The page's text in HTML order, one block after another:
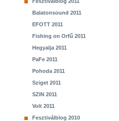
Balatonsound 2011
EFOTT 2011
Fishing on Orfű 2011
Hegyalja 2011
PaFe 2011
Pohoda 2011
Sziget 2011
SZIN 2011
Volt 2011
Fesztiválblog 2010